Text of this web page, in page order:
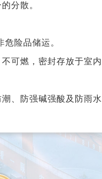
分散。
险品储运。
可燃，密封存放于室
、防强碱强酸及防雨水